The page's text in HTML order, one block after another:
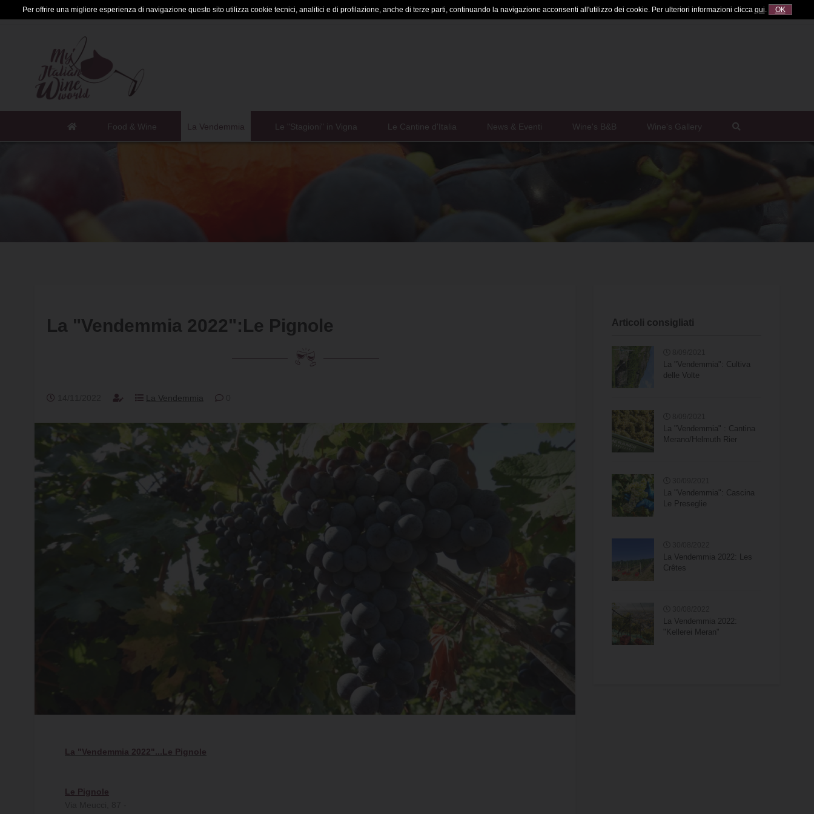
Per offrire una migliore esperienza di navigazione questo sito utilizza cookie tecnici, analitici e di profilazione, anche di terze parti, continuando la navigazione acconsenti all'utilizzo dei cookie. Per ulteriori informazioni clicca qui. OK
Food & Wine La Vendemmia Le "Stagioni" in Vigna Le Cantine d'Italia News & Eventi Wine's B&B Wine's Gallery
La "Vendemmia 2022":Le Pignole
La Vendemmia
La "Vendemmia 2022"...Le Pignole
Le Pignole
Articoli consigliati
La "Vendemmia": Cultiva
delle Volte
La "Vendemmia" : Cantina
Merano/Helmuth Rier
La "Vendemmia": Cascina
Le Preseglie
La Vendemmia 2022: Les
Crêtes
La Vendemmia 2022:
"Kellerei Meran"